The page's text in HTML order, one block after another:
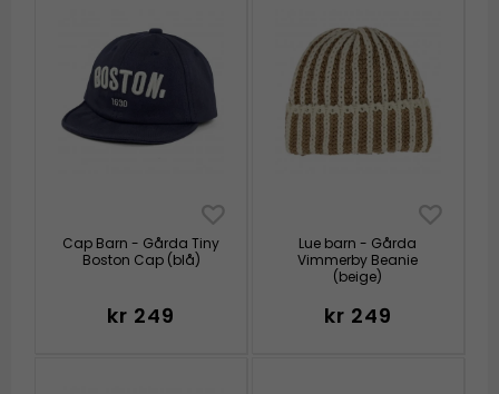
Cap Barn - Gårda Tiny
Boston Cap (blå)
kr 249
Lue barn - Gårda
Vimmerby Beanie
(beige)
kr 249